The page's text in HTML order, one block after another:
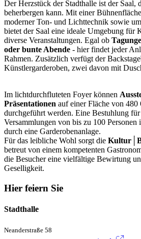
Der Herzstück der Stadthalle ist der Saal,
beherbergen kann. Mit einer
moderner Ton- und Lichttechnik sowie
bietet der Saal eine ideale Umgebung für
diverse Veranstaltungen. Egal ob
oder bunte Abende - hier findet jeder
Rahmen. Zusätzlich verfügt der
Künstlergarderoben, zwei davon mit
Im lichtdurchfluteten Foyer können
Präsentationen auf einer Fläche von 480
durchgeführt werden. Eine Bestuhlung
Versammlungen von bis zu 100 Personen
durch eine Garderobenanlage.
Für das leibliche Wohl sorgt die
betreut von einem kompetenten
die Besucher eine vielfältige Bewirtung
Geselligkeit.
Hier feiern Sie
Stadthalle
Neanderstraße 58